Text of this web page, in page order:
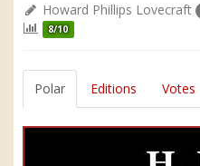
Howard Phillips Lovecraft
8/10
Polar Editions Votes